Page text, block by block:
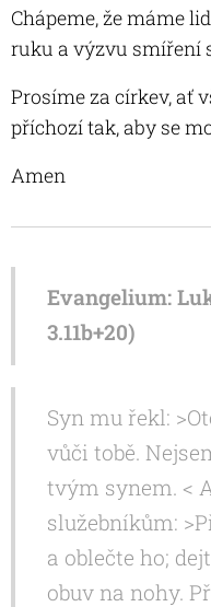
Chápeme, že máme
ruku a výzvu smíření
Prosíme za církev, ať
příchozí tak, aby se
Amen
Evangelium:
3.11b+20)
Syn mu řekl:
vůči tobě.
tvým synem. <
služebníkům:
a oblečte ho;
obuv na nohy.